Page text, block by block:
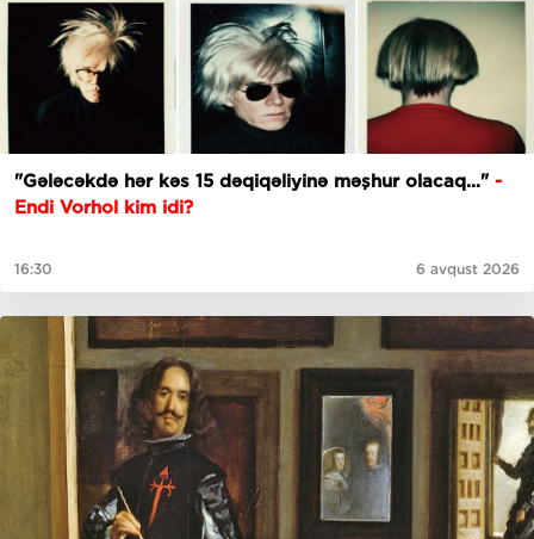
"Gələcəkdə hər kəs 15 dəqiqəliyinə məşhur olacaq..." -
Endi Vorhol kim idi?
16:30 6 avqust 2026